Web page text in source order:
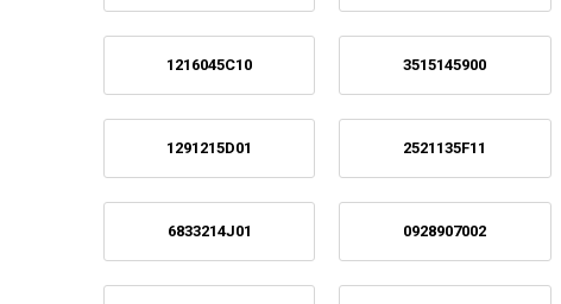
1216045C10 3515145900
1291215D01 2521135F11
6833214J01 0928907002